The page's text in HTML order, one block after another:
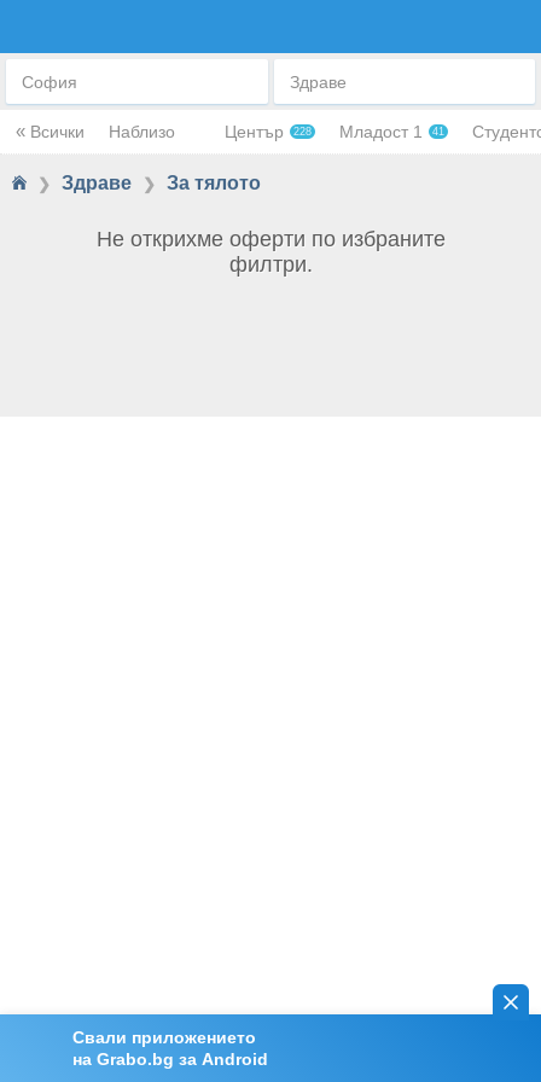
София Здраве
« Всички Наблизо Център 228 Младост 1 41
❯ Здраве ❯ За тялото
Свали приложението
на Grabo.bg за Android
Не открихме оферти по избраните
филтри.